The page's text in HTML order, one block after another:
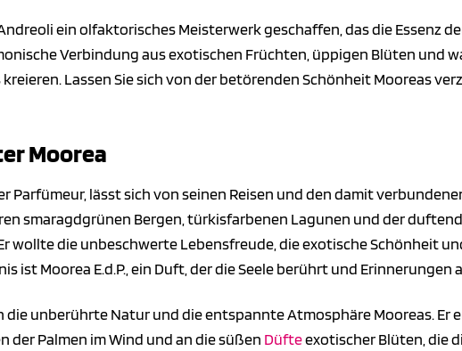
ein olfaktorisches Meisterwerk geschaffen, das die Essenz
Verbindung aus exotischen Früchten, üppigen Blüten und
Lassen Sie sich von der betörenden Schönheit Mooreas
Moorea
Parfümeur, lässt sich von seinen Reisen und den damit
smaragdgrünen Bergen, türkisfarbenen Lagunen und der
wollte die unbeschwerte Lebensfreude, die exotische Schönheit
ist Moorea E.d.P., ein Duft, der die Seele berührt und
die unberührte Natur und die entspannte Atmosphäre Mooreas. Er
der Palmen im Wind und an die süßen Düfteexotischer Blüten, die